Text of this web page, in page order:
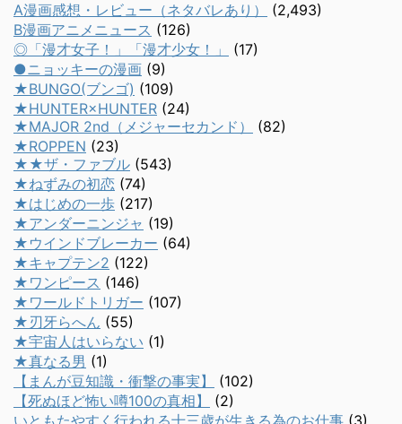
A漫画感想・レビュー（ネタバレあり）
(2,493)
B漫画アニメニュース (126)
◎「漫才女子！」「漫才少女！」
(17)
●ニョッキーの漫画 (9)
★BUNGO(ブンゴ) (109)
★HUNTER×HUNTER (24)
★MAJOR 2nd（メジャーセカンド）
(82)
★ROPPEN (23)
★★ザ・ファブル (543)
★ねずみの初恋 (74)
★はじめの一歩 (217)
★アンダーニンジャ (19)
★ウインドブレーカー (64)
★キャプテン2 (122)
★ワンピース (146)
★ワールドトリガー (107)
★刃牙らへん (55)
★宇宙人はいらない (1)
★真なる男 (1)
【まんが豆知識・衝撃の事実】
(102)
【死ぬほど怖い噂100の真相】
(2)